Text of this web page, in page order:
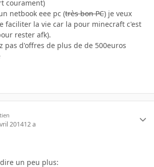
courament)
netbook eee pc (très bon PC) je veux
faciliter la vie car la pour minecraft c'est
rester afk).
pas d'offres de plus de de 500euros
201412 a
un peu plus: